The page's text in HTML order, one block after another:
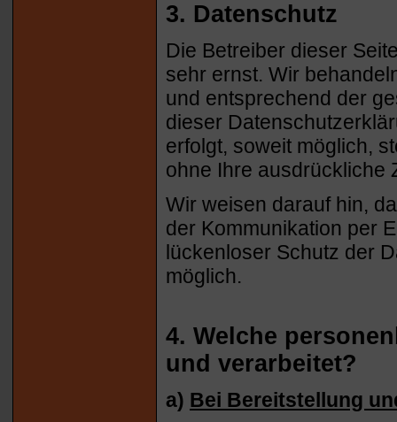
3. Datenschutz
Die Betreiber dieser
sehr ernst. Wir
und entsprechend der
dieser
erfolgt, soweit möglich,
ohne Ihre ausdrückliche
Wir weisen darauf hin,
der Kommunikation per
lückenloser Schutz der
möglich.
4. Welche
und verarbeitet?
a) Bei Bereitstellung